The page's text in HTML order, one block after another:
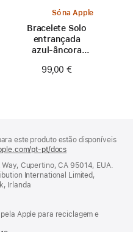
Só na Apple
Bracelete Solo
entrançada
azul‑âncora
Tamanho 0
99,00 €
este produto estão disponíveis
pt-pt/docs
nova
janela)
Cupertino, CA 95014, EUA.
International Limited,
Irlanda
Apple para reciclagem e